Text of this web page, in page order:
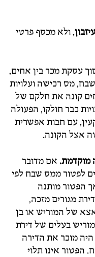
, ולא מכסף פרטי
עסקת מכר בין אחים,
מס רכישה ועלויות
קונה את חלקם של
כבר חולקו, הפעולה
עם חבות אפשרית
אצל הקונה.
מוקדמת. אם מדובר
לפטור ממס שבח לפי
אך הפטור מותנה
מגורים מזכה,
של המוריש או בן
בעלים של דירת
מוכר את הדירה
הפטור אינו תלוי